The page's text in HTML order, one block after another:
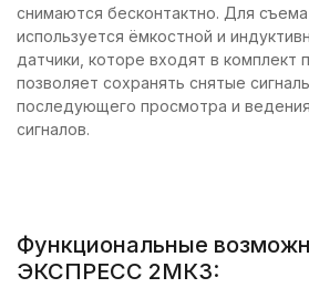
снимаются бесконтактно. Для съема
используется ёмкостной и
датчики, которе входят в комплект
позволяет сохранять снятые
последующего просмотра и
сигналов.
Функциональные
ЭКСПРЕСС 2МК3: